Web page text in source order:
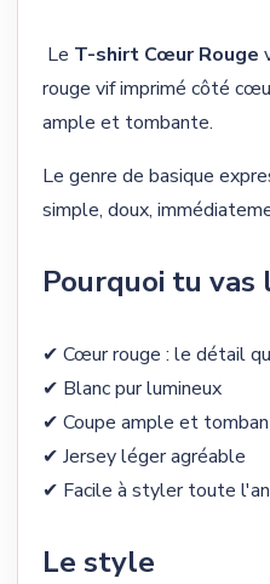
Le T-shirt Cœur Rouge
rouge vif imprimé côté
ample et tombante.
Le genre de basique
simple, doux,
Pourquoi tu
✔ Cœur rouge : le détail
✔ Blanc pur lumineux
✔ Coupe ample et
✔ Jersey léger agréable
✔ Facile à styler toute
Le style